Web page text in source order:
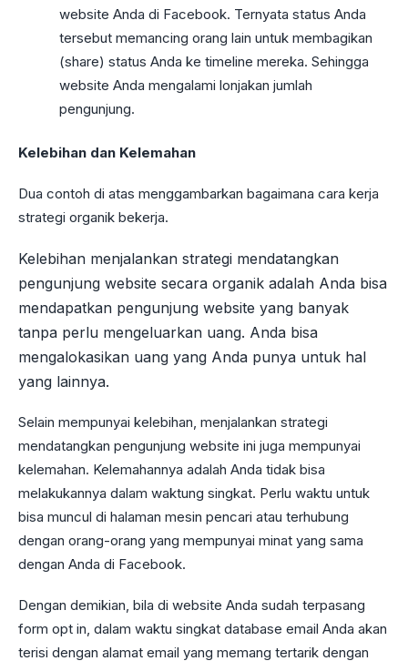
website Anda di Facebook. Ternyata status Anda
tersebut memancing orang lain untuk membagikan
(share) status Anda ke timeline mereka. Sehingga
website Anda mengalami lonjakan jumlah
pengunjung.
Kelebihan dan Kelemahan
Dua contoh di atas menggambarkan bagaimana cara kerja
strategi organik bekerja.
Kelebihan menjalankan strategi mendatangkan
pengunjung website secara organik adalah Anda bisa
mendapatkan pengunjung website yang banyak
tanpa perlu mengeluarkan uang. Anda bisa
mengalokasikan uang yang Anda punya untuk hal
yang lainnya.
Selain mempunyai kelebihan, menjalankan strategi
mendatangkan pengunjung website ini juga mempunyai
kelemahan. Kelemahannya adalah Anda tidak bisa
melakukannya dalam waktung singkat. Perlu waktu untuk
bisa muncul di halaman mesin pencari atau terhubung
dengan orang-orang yang mempunyai minat yang sama
dengan Anda di Facebook.
Dengan demikian, bila di website Anda sudah terpasang
form opt in, dalam waktu singkat database email Anda akan
terisi dengan alamat email yang memang tertarik dengan